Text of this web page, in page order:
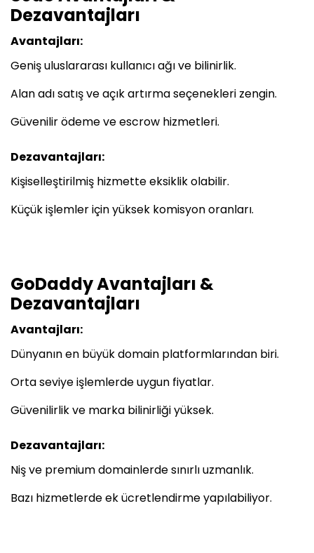
Dezavantajları
Avantajları:
Geniş uluslararası kullanıcı ağı ve bilinirlik.
Alan adı satış ve açık artırma seçenekleri zengin.
Güvenilir ödeme ve escrow hizmetleri.
Dezavantajları:
Kişiselleştirilmiş hizmette eksiklik olabilir.
Küçük işlemler için yüksek komisyon oranları.
GoDaddy Avantajları &
Dezavantajları
Avantajları:
Dünyanın en büyük domain platformlarından biri.
Orta seviye işlemlerde uygun fiyatlar.
Güvenilirlik ve marka bilinirliği yüksek.
Dezavantajları:
Niş ve premium domainlerde sınırlı uzmanlık.
Bazı hizmetlerde ek ücretlendirme yapılabiliyor.